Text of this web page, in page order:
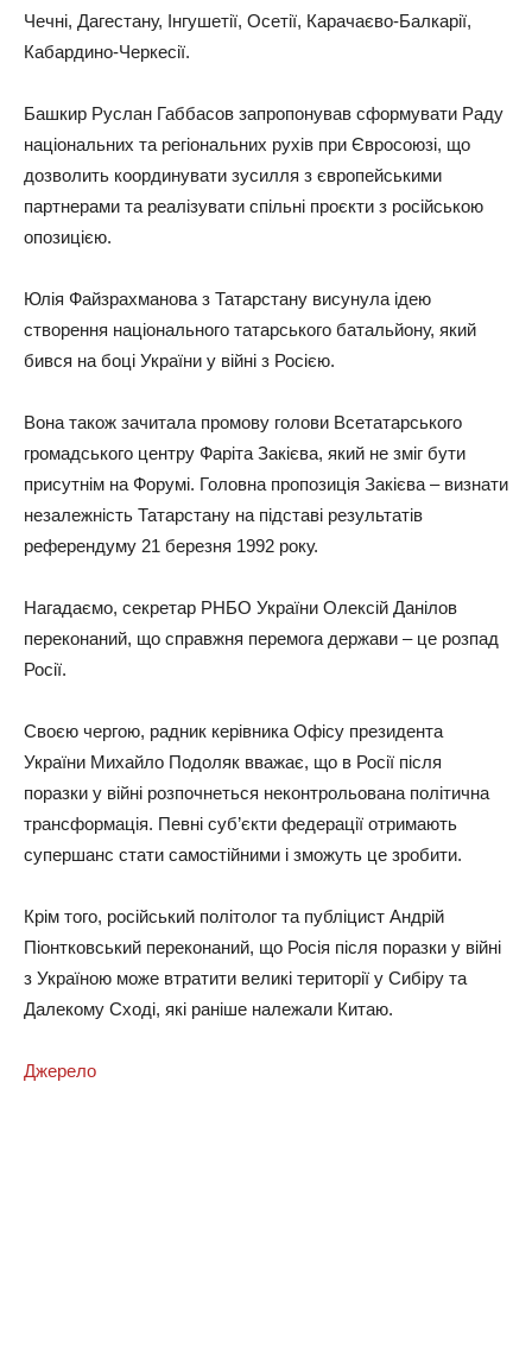
Чечні, Дагестану, Інгушетії, Осетії, Карачаєво-Балкарії,
Кабардино-Черкесії.
Башкир Руслан Габбасов запропонував сформувати Раду
національних та регіональних рухів при Євросоюзі, що
дозволить координувати зусилля з європейськими
партнерами та реалізувати спільні проєкти з російською
опозицією.
Юлія Файзрахманова з Татарстану висунула ідею
створення національного татарського батальйону, який
бився на боці України у війні з Росією.
Вона також зачитала промову голови Всетатарського
громадського центру Фаріта Закієва, який не зміг бути
присутнім на Форумі. Головна пропозиція Закієва – визнати
незалежність Татарстану на підставі результатів
референдуму 21 березня 1992 року.
Нагадаємо, секретар РНБО України Олексій Данілов
переконаний, що справжня перемога держави – це розпад
Росії.
Своєю чергою, радник керівника Офісу президента
України Михайло Подоляк вважає, що в Росії після
поразки у війні розпочнеться неконтрольована політична
трансформація. Певні суб’єкти федерації отримають
супершанс стати самостійними і зможуть це зробити.
Крім того, російський політолог та публіцист Андрій
Піонтковський переконаний, що Росія після поразки у війні
з Україною може втратити великі території у Сибіру та
Далекому Сході, які раніше належали Китаю.
Джерело